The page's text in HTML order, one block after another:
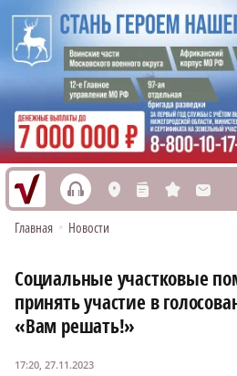
h L n s M
Главная • Новости
Социальные участковые
принять участие в
«Вам решать!»
17:20, 27.11.2023